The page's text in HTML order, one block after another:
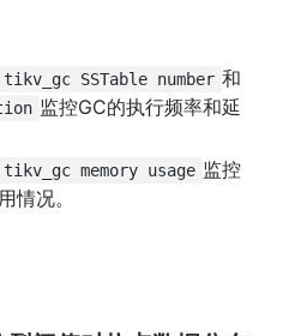
tikv_gc SSTable number 和
监控GC的执行频率和延
tikv_gc memory usage 监控
情况。